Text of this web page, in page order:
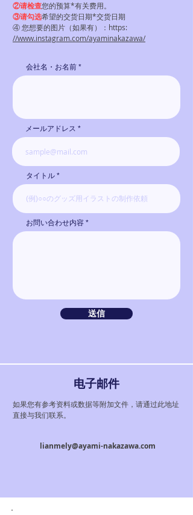
②请检查您的预算*有关费用。
③请勾选希望的交货日期*交货日期
④ 您想要的图片（如果有）：https:
//www.instagram.com/ayaminakazawa/
会社名・お名前
メールアドレス
タイトル
お問い合わせ内容
送信
电子邮件
如果您有参考资料或数据等附加文件，请通过此地址
直接与我们联系。
lianmely@ayami-nakazawa.com